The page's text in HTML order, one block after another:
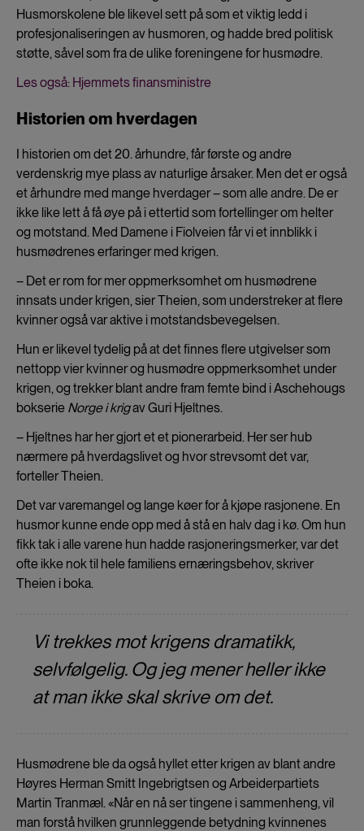
Husmorskolene ble likevel sett på som et viktig ledd i
profesjonaliseringen av husmoren, og hadde bred politisk
støtte, såvel som fra de ulike foreningene for husmødre.
Les også: Hjemmets finansministre
Historien om hverdagen
I historien om det 20. århundre, får første og andre
verdenskrig mye plass av naturlige årsaker. Men det er også
et århundre med mange hverdager – som alle andre. De er
ikke like lett å få øye på i ettertid som fortellinger om helter
og motstand. Med Damene i Fiolveien får vi et innblikk i
husmødrenes erfaringer med krigen.
– Det er rom for mer oppmerksomhet om husmødrene
innsats under krigen, sier Theien, som understreker at flere
kvinner også var aktive i motstandsbevegelsen.
Hun er likevel tydelig på at det finnes flere utgivelser som
nettopp vier kvinner og husmødre oppmerksomhet under
krigen, og trekker blant andre fram femte bind i Aschehougs
bokserie Norge i krigav Guri Hjeltnes.
– Hjeltnes har her gjort et et pionerarbeid. Her ser hub
nærmere på hverdagslivet og hvor strevsomt det var,
forteller Theien.
Det var varemangel og lange køer for å kjøpe rasjonene. En
husmor kunne ende opp med å stå en halv dag i kø. Om hun
fikk tak i alle varene hun hadde rasjoneringsmerker, var det
ofte ikke nok til hele familiens ernæringsbehov, skriver
Theien i boka.
Vi trekkes mot krigens dramatikk,
selvfølgelig. Og jeg mener heller ikke
at man ikke skal skrive om det.
Husmødrene ble da også hyllet etter krigen av blant andre
Høyres Herman Smitt Ingebrigtsen og Arbeiderpartiets
Martin Tranmæl. «Når en nå ser tingene i sammenheng, vil
man forstå hvilken grunnleggende betydning kvinnenes